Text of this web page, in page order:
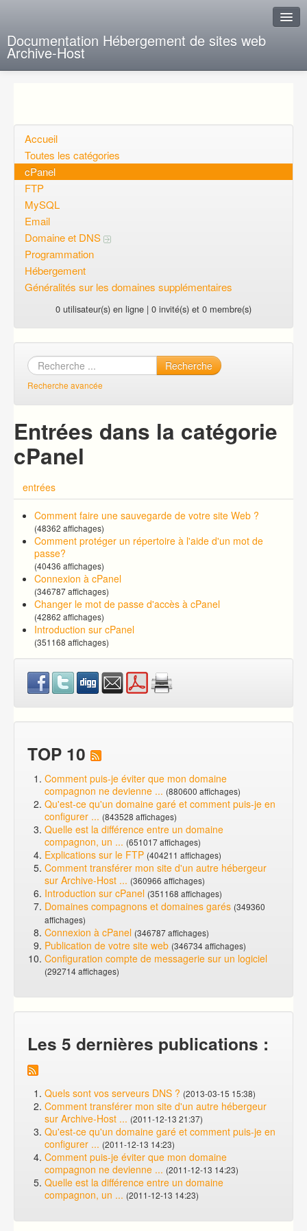
Documentation Hébergement de sites web
Archive-Host
Questions ouvertes
Voulez-vous vous inscrire?
Connexion
Accueil
Toutes les catégories
cPanel
FTP
MySQL
Email
Domaine et DNS
Programmation
Hébergement
Généralités sur les domaines supplémentaires
0 utilisateur(s) en ligne | 0 invité(s) et 0 membre(s)
Recherche
Recherche avancée
Entrées dans la catégorie
cPanel
entrées
Comment faire une sauvegarde de votre site Web ?
(48362 affichages)
Comment protéger un répertoire à l'aide d'un mot de
passe?
(40436 affichages)
Connexion à cPanel
(346787 affichages)
Changer le mot de passe d'accès à cPanel
(42862 affichages)
Introduction sur cPanel
(351168 affichages)
TOP 10
Comment puis-je éviter que mon domaine
compagnon ne devienne ... (880600 affichages)
Qu'est-ce qu'un domaine garé et comment puis-je en
configurer ... (843528 affichages)
Quelle est la différence entre un domaine
compagnon, un ... (651017 affichages)
Explications sur le FTP (404211 affichages)
Comment transférer mon site d'un autre hébergeur
sur Archive-Host ... (360966 affichages)
Introduction sur cPanel (351168 affichages)
Domaines compagnons et domaines garés (349360
affichages)
Connexion à cPanel (346787 affichages)
Publication de votre site web (346734 affichages)
Configuration compte de messagerie sur un logiciel
(292714 affichages)
Les 5 dernières publications :
Quels sont vos serveurs DNS ? (2013-03-15 15:38)
Comment transférer mon site d'un autre hébergeur
sur Archive-Host ... (2011-12-13 21:37)
Qu'est-ce qu'un domaine garé et comment puis-je en
configurer ... (2011-12-13 14:23)
Comment puis-je éviter que mon domaine
compagnon ne devienne ... (2011-12-13 14:23)
Quelle est la différence entre un domaine
compagnon, un ... (2011-12-13 14:23)